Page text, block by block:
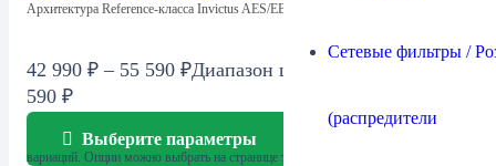
Сетевые фильтры /
(распредители
Архитектура Reference-класса Invictus AES/EBU разработан с…
42 990 ₽ – 55 590 ₽Диапазон цен: 42 990 ₽ – 55
590 ₽
Выберите параметры
вариаций. Опции можно выбрать на странице товара.